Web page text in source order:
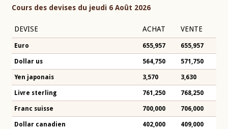
Cours des devises du jeudi 6 Août 2026
DEVISE ACHAT VENTE
Euro 655,957 655,957
Dollar us 564,750 571,750
Yen japonais 3,570 3,630
Livre sterling 761,250 768,250
Franc suisse 700,000 706,000
Dollar canadien 402,000 409,000